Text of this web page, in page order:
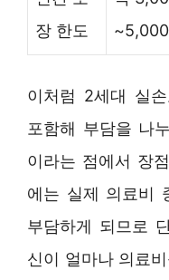
장 한도
이처럼 2세대 실
포함해 부담을 나
이라는 점에서 장
에는 실제 의료비
부담하게 되므로
신이 얼마나 의료